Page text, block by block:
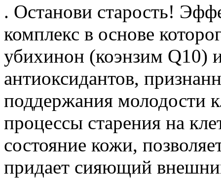
. Останови старость!
комплекс в основе
убихинон (коэнзим Q10)
антиоксидантов,
поддержания молодости
процессы старения на
состояние кожи,
придает сияющий